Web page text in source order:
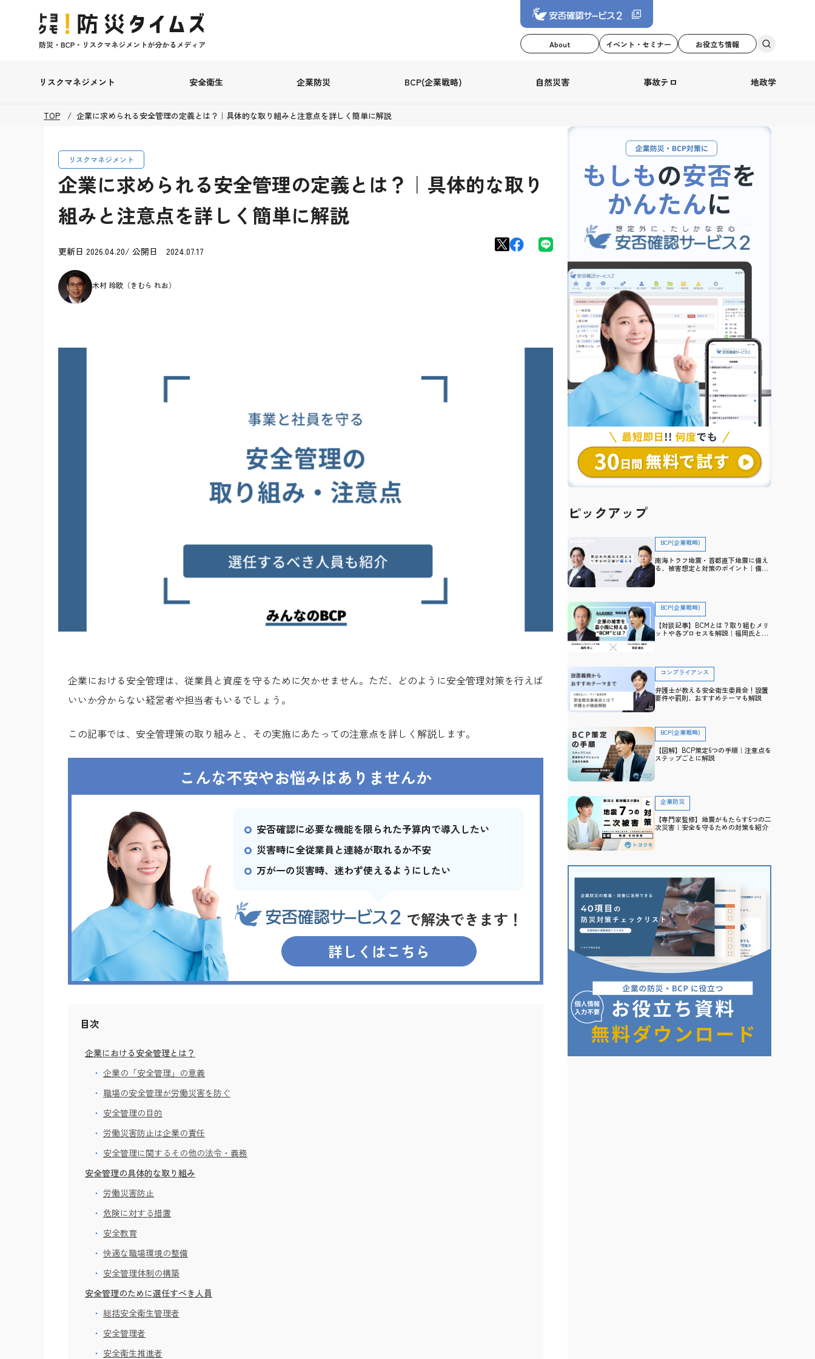
About イベント・セミナー お役立ち情報
リスクマネジメント 安全衛生 企業防災 BCP(企業戦略) 自然災害 事故テロ 地政学
TOP 企業に求められる安全管理の定義とは？｜具体的な取り組みと注意点を詳しく簡単に解説
リスクマネジメント
企業に求められる安全管理の定義とは？｜具体的な取り
組みと注意点を詳しく簡単に解説
更新日 2026.04.20/ 公開日 2024.07.17
木村 玲欧（きむら れお）
企業における安全管理は、従業員と資産を守るために欠かせません。ただ、どのように安全管理対策を行えば
いいか分からない経営者や担当者もいるでしょう。
この記事では、安全管理策の取り組みと、その実施にあたっての注意点を詳しく解説します。
こんな不安やお悩みはありませんか
安否確認に必要な機能を限られた予算内で導入したい
災害時に全従業員と連絡が取れるか不安
万が一の災害時、迷わず使えるようにしたい
詳しくはこちら
目次
企業における安全管理とは？
企業の「安全管理」の意義
職場の安全管理が労働災害を防ぐ
安全管理の目的
労働災害防止は企業の責任
安全管理に関するその他の法令・義務
安全管理の具体的な取り組み
労働災害防止
危険に対する措置
安全教育
快適な職場環境の整備
安全管理体制の構築
安全管理のために選任すべき人員
総括安全衛生管理者
安全管理者
安全衛生推進者
ピックアップ
BCP(企業戦略)
南海トラフ地震・首都直下地震に備え
る、被害想定と対策のポイント｜備
BCP(企業戦略)
【対談記事】BCMとは？取り組むメリ
ットや各プロセスを解説｜福岡氏と防
コンプライアンス
弁護士が教える安全衛生委員会！設置
要件や罰則、おすすめテーマも解説
BCP(企業戦略)
【図解】BCP策定6つの手順｜注意点を
ステップごとに解説
企業防災
【専門家監修】地震がもたらす6つの二
次災害｜安全を守るための対策を紹介